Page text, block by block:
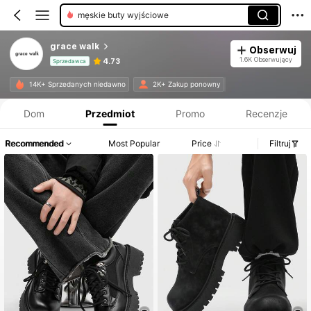
męskie buty wyjściowe
grace walk
Sprzedawca 4.73
Obserwuj
1.6K Obserwujący
14K+ Sprzedanych niedawno 2K+ Zakup ponowny
Dom Przedmiot Promo Recenzje
Recommended Most Popular Price Filtruj